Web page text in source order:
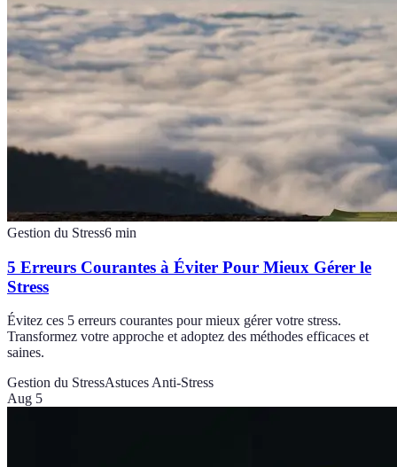
Gestion du Stress6 min
5 Erreurs Courantes à Éviter Pour Mieux Gérer le
Stress
Évitez ces 5 erreurs courantes pour mieux gérer votre stress.
Transformez votre approche et adoptez des méthodes efficaces et
saines.
Gestion du StressAstuces Anti-Stress
Aug 5